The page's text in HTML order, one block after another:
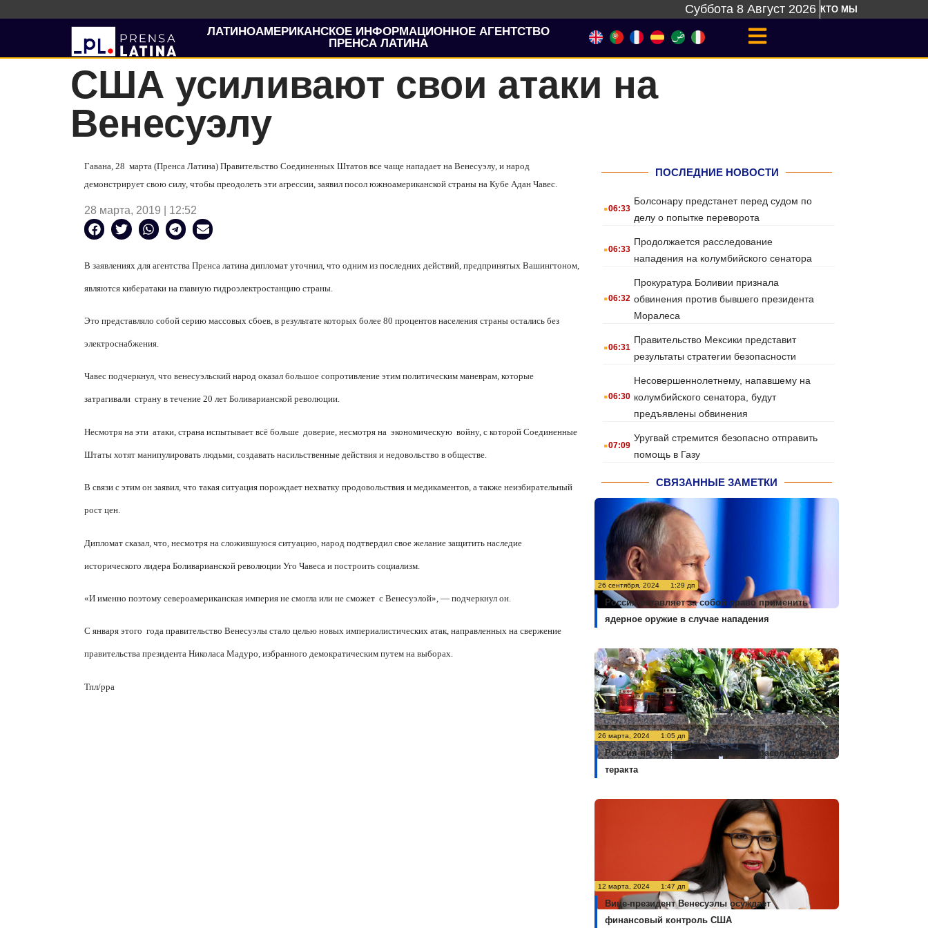
Суббота 8 Август 2026 КТО МЫ
ЛАТИНОАМЕРИКАНСКОЕ ИНФОРМАЦИОННОЕ АГЕНТСТВО
ПРЕНСА ЛАТИНА
США усиливают свои атаки на
Венесуэлу
Гавана, 28 марта (Пренса Латина) Правительство Соединенных Штатов все чаще нападает на Венесуэлу, и народ
демонстрирует свою силу, чтобы преодолеть эти агрессии, заявил посол южноамериканской страны на Кубе Адан Чавес.
28 марта, 2019 | 12:52
В заявлениях для агентства Пренса латина дипломат уточнил, что одним из последних действий, предпринятых Вашингтоном,
являются кибератаки на главную гидроэлектростанцию страны.
Это представляло собой серию массовых сбоев, в результате которых более 80 процентов населения страны остались без
электроснабжения.
Чавес подчеркнул, что венесуэльский народ оказал большое сопротивление этим политическим маневрам, которые
затрагивали страну в течение 20 лет Боливарианской революции.
Несмотря на эти атаки, страна испытывает всё больше доверие, несмотря на экономическую войну, с которой Соединенные
Штаты хотят манипулировать людьми, создавать насильственные действия и недовольство в обществе.
В связи с этим он заявил, что такая ситуация порождает нехватку продовольствия и медикаментов, а также неизбирательный
рост цен.
Дипломат сказал, что, несмотря на сложившуюся ситуацию, народ подтвердил свое желание защитить наследие
исторического лидера Боливарианской революции Уго Чавеса и построить социализм.
«И именно поэтому североамериканская империя не смогла или не сможет с Венесуэлой», — подчеркнул он.
С января этого года правительство Венесуэлы стало целью новых империалистических атак, направленных на свержение
правительства президента Николаса Мадуро, избранного демократическим путем на выборах.
Тпл/рра
ПОСЛЕДНИЕ НОВОСТИ
.06:33
Болсонару предстанет перед судом по
делу о попытке переворота
.06:33
Продолжается расследование
нападения на колумбийского сенатора
.06:32
Прокуратура Боливии признала
обвинения против бывшего президента
Моралеса
.06:31
Правительство Мексики представит
результаты стратегии безопасности
.06:30
Несовершеннолетнему, напавшему на
колумбийского сенатора, будут
предъявлены обвинения
.07:09
Уругвай стремится безопасно отправить
помощь в Газу
СВЯЗАННЫЕ ЗАМЕТКИ
26 сентября, 2024 1:29 дп
Россия оставляет за собой право применить
ядерное оружие в случае нападения
26 марта, 2024 1:05 дп
Россия не будет комментировать расследование
теракта
12 марта, 2024 1:47 дп
Вице-президент Венесуэлы осуждает
финансовый контроль США